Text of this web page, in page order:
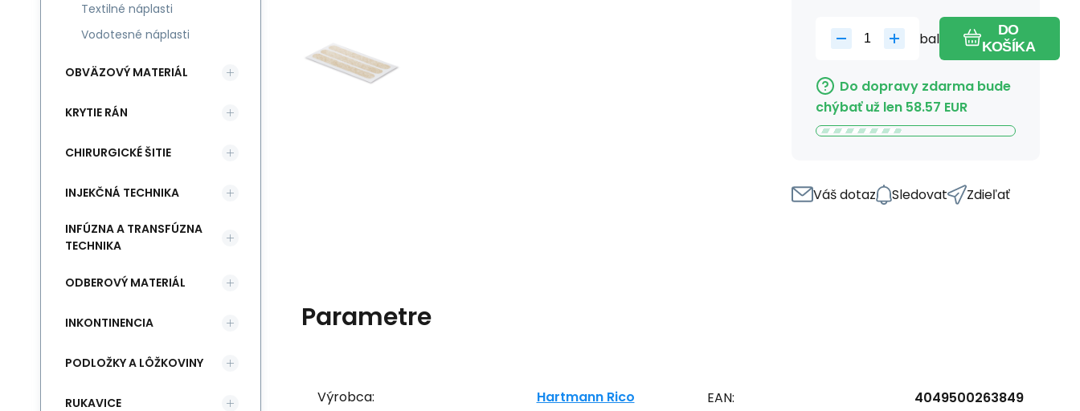
bal
DO
KOŠÍKA
Do dopravy zdarma bude
chýbať už len 58.57 EUR
Váš dotaz Sledovat Zdieľať
Parametre
Výrobca: Hartmann Rico EAN: 4049500263849
Textilné náplasti
Vodotesné náplasti
OBVÄZOVÝ MATERIÁL
KRYTIE RÁN
CHIRURGICKÉ ŠITIE
INJEKČNÁ TECHNIKA
INFÚZNA A TRANSFÚZNA
TECHNIKA
ODBEROVÝ MATERIÁL
INKONTINENCIA
PODLOŽKY A LÔŽKOVINY
RUKAVICE